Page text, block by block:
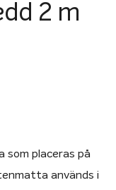
2 m
placeras på
används i